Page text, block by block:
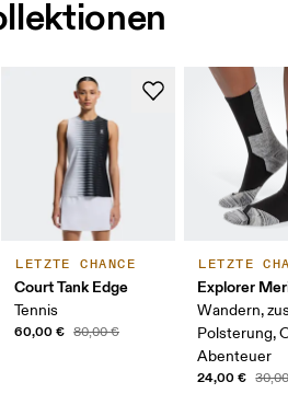
LETZTE CHANCE
Court Tank Edge
Tennis
60,00 € 80,00 €
LETZTE
Explorer
Wandern,
Polsterung,
Abenteuer
24,00 €